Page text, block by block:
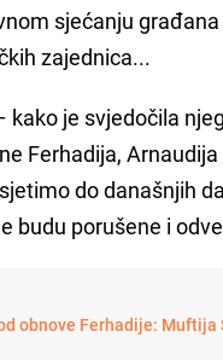
sjećanju
zajednica...
kako je svjedočila
Ferhadija,
do današnjih
budu porušene i
obnove Ferhadije: